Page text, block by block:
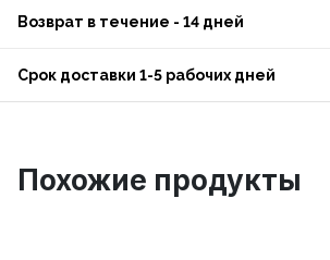
Возврат в течение - 14 дней
Срок доставки 1-5 рабочих дней
Похожие продукты